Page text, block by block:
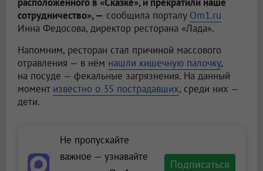
расположенного в «Сказке», и прекратили наше
сотрудничество», — сообщила порталу Om1.ru
Инна Федосова, директор ресторана «Лада».
Напомним, ресторан стал причиной массового
отравления — в нём нашли кишечную палочку,
на посуде — фекальные загрязнения. На данный
момент известно о 35 пострадавших, среди них —
дети.
Не пропускайте
важное — узнавайте
Подписаться